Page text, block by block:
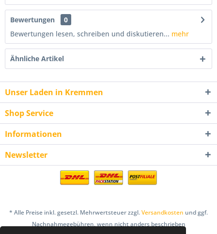
Bewertungen
0
Bewertungen lesen, schreiben und diskutieren... mehr
Ähnliche Artikel
Unser Laden in Kremmen
Shop Service
Informationen
Newsletter
* Alle Preise inkl. gesetzl. Mehrwertsteuer zzgl.Versandkosten und ggf.
Nachnahmegebühren, wenn nicht anders beschrieben